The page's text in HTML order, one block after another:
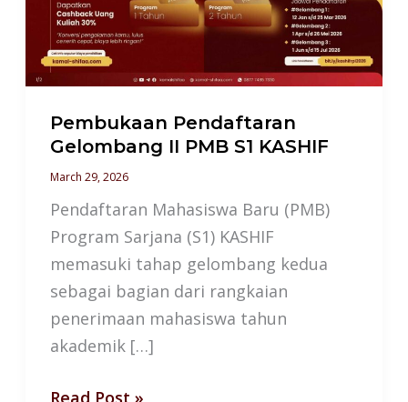
Pembukaan Pendaftaran
Gelombang II PMB S1 KASHIF
March 29, 2026
Pendaftaran Mahasiswa Baru (PMB)
Program Sarjana (S1) KASHIF
memasuki tahap gelombang kedua
sebagai bagian dari rangkaian
penerimaan mahasiswa tahun
akademik […]
PMB
S1
KASHIF